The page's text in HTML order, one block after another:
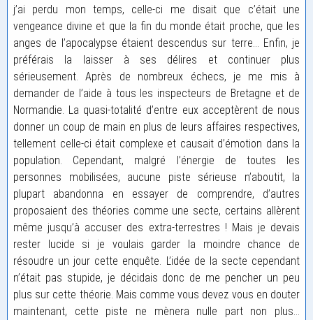
j’ai perdu mon temps, celle-ci me disait que c’était une
vengeance divine et que la fin du monde était proche, que les
anges de l’apocalypse étaient descendus sur terre… Enfin, je
préférais la laisser à ses délires et continuer plus
sérieusement. Après de nombreux échecs, je me mis à
demander de l’aide à tous les inspecteurs de Bretagne et de
Normandie. La quasi-totalité d’entre eux acceptèrent de nous
donner un coup de main en plus de leurs affaires respectives,
tellement celle-ci était complexe et causait d’émotion dans la
population. Cependant, malgré l’énergie de toutes les
personnes mobilisées, aucune piste sérieuse n’aboutit, la
plupart abandonna en essayer de comprendre, d’autres
proposaient des théories comme une secte, certains allèrent
même jusqu’à accuser des extra-terrestres ! Mais je devais
rester lucide si je voulais garder la moindre chance de
résoudre un jour cette enquête. L’idée de la secte cependant
n’était pas stupide, je décidais donc de me pencher un peu
plus sur cette théorie. Mais comme vous devez vous en douter
maintenant, cette piste ne mènera nulle part non plus…